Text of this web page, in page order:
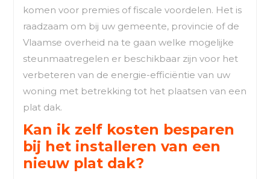
komen voor premies of fiscale voordelen. Het is
raadzaam om bij uw gemeente, provincie of de
Vlaamse overheid na te gaan welke mogelijke
steunmaatregelen er beschikbaar zijn voor het
verbeteren van de energie-efficiëntie van uw
woning met betrekking tot het plaatsen van een
plat dak.
Kan ik zelf kosten besparen
bij het installeren van een
nieuw plat dak?